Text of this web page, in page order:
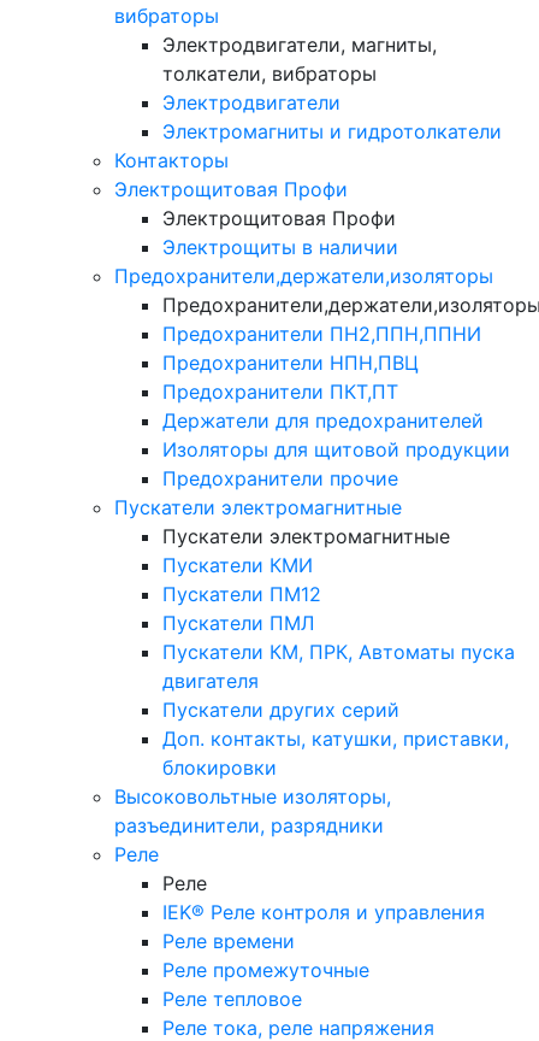
вибраторы
Электродвигатели, магниты,
толкатели, вибраторы
Электродвигатели
Электромагниты и гидротолкатели
Контакторы
Электрощитовая Профи
Электрощитовая Профи
Электрощиты в наличии
Предохранители,держатели,изоляторы
Предохранители ПН2,ППН,ППНИ
Предохранители НПН,ПВЦ
Предохранители ПКТ,ПТ
Держатели для предохранителей
Изоляторы для щитовой продукции
Предохранители прочие
Пускатели электромагнитные
Пускатели электромагнитные
Пускатели КМИ
Пускатели ПМ12
Пускатели ПМЛ
Пускатели КМ, ПРК, Автоматы пуска
двигателя
Пускатели других серий
Доп. контакты, катушки, приставки,
блокировки
Высоковольтные изоляторы,
разъединители, разрядники
Реле
Реле
IEK® Реле контроля и управления
Реле времени
Реле промежуточные
Реле тепловое
Реле тока, реле напряжения